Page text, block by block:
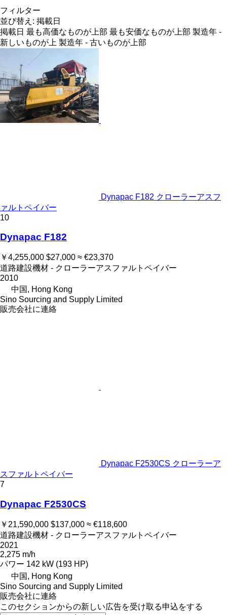
フィルター
並び替え : 掲載日
掲載日 最も高価なものが上部 最も安価なものが上部 製造年 -
新しいものが上 製造年 - 古いものが上部
Dynapac F182 クローラーアスフ
ァルトペイバー
10
Dynapac F182
￥4,255,000 $27,000 ≈ €23,370
道路建設機材 - クローラーアスファルトペイバー
2010
中国, Hong Kong
Sino Sourcing and Supply Limited
販売会社に連絡
Dynapac F2530CS クローラーア
スファルトペイバー
7
Dynapac F2530CS
￥21,590,000 $137,000 ≈ €118,600
道路建設機材 - クローラーアスファルトペイバー
2021
2,275 m/h
パワー 142 kW (193 HP)
中国, Hong Kong
Sino Sourcing and Supply Limited
販売会社に連絡
このセクションからの新しい広告を受け取る申込をする